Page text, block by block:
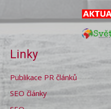
Linky
Publikace PR článků
SEO články